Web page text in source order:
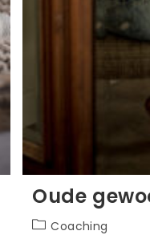
Oude
Berichtcategorie:
Coaching